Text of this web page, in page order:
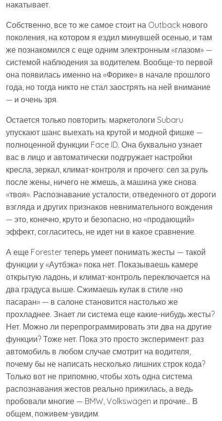
накатывает.
Собственно, все то же самое стоит на Outback нового
поколения, на котором я ездил минувшей осенью, и там
же познакомился с еще одним электронным «глазом» —
системой наблюдения за водителем. Вообще-то первой
она появилась именно на «Форике» в начале прошлого
года, но тогда никто не стал заострять на ней внимание
— и очень зря.
Остается только повторить: маркетологи Subaru
упускают шанс выехать на крутой и модной фишке —
полноценной функции Face ID. Она буквально узнает
вас в лицо и автоматически подгружает настройки
кресла, зеркал, климат-контроля и прочего: сел за руль
после жены, ничего не жмешь, а машина уже снова
«твоя». Распознавание усталости, отведенного от дороги
взгляда и других признаков невнимательного вождения
— это, конечно, круто и безопасно, но «продающий»
эффект, согласитесь, не идет ни в какое сравнение.
А еще Forester теперь умеет понимать жесты — такой
функции у «Аутбэка» пока нет. Показываешь камере
открытую ладонь, и климат-контроль переключается на
два градуса выше. Сжимаешь кулак в стиле «но
пасаран» — в салоне становится настолько же
прохладнее. Знает ли система еще какие-нибудь жесты?
Нет. Можно ли перепрограммировать эти два на другие
функции? Тоже нет. Пока это просто эксперимент: раз
автомобиль в любом случае смотрит на водителя,
почему бы не написать несколько лишних строк кода?
Только вот не припомню, чтобы хоть одна система
распознавания жестов реально прижилась, а ведь
пробовали многие — BMW, Volkswagen и прочие… В
общем, поживем-увидим.